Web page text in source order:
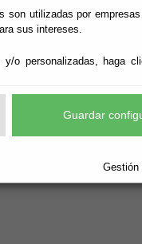
son utilizadas por
sus intereses.
o personalizadas, haga
Guardar
Gestión
González